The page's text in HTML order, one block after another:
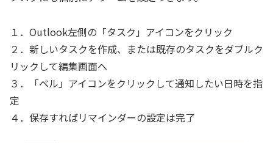
１．Outlook左側の「タスク」アイコンをクリック
２．新しいタスクを作成、または既存のタスクをダブルク
リックして編集画面へ
３．「ベル」アイコンをクリックして通知したい日時を指
定
４．保存すればリマインダーの設定は完了